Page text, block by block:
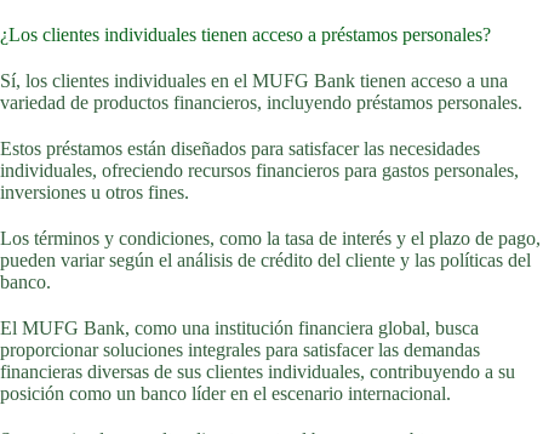
¿Los clientes individuales tienen acceso a préstamos personales?
Sí, los clientes individuales en el MUFG Bank tienen acceso a una
variedad de productos financieros, incluyendo préstamos personales.
Estos préstamos están diseñados para satisfacer las necesidades
individuales, ofreciendo recursos financieros para gastos personales,
inversiones u otros fines.
Los términos y condiciones, como la tasa de interés y el plazo de pago,
pueden variar según el análisis de crédito del cliente y las políticas del
banco.
El MUFG Bank, como una institución financiera global, busca
proporcionar soluciones integrales para satisfacer las demandas
financieras diversas de sus clientes individuales, contribuyendo a su
posición como un banco líder en el escenario internacional.